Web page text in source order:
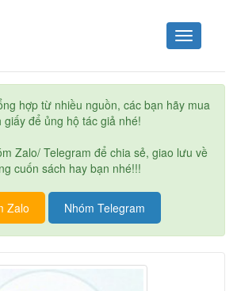
Toggle
navigation
hợp từ nhiều nguồn, các bạn hãy mua
giấy để ủng hộ tác giả nhé!
Zalo/ Telegram để chia sẻ, giao lưu về
cuốn sách hay bạn nhé!!!
Zalo Nhóm Telegram